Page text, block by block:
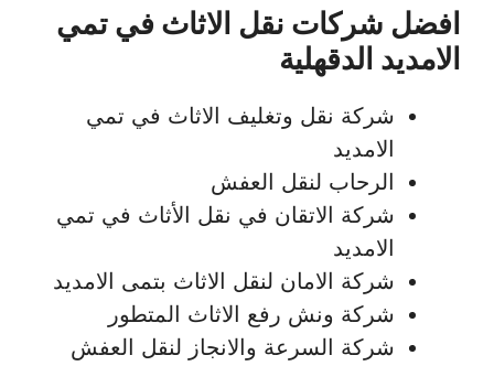
افضل شركات نقل الاثاث في تمي
الامديد الدقهلية
شركة نقل وتغليف الاثاث في تمي
الامديد
الرحاب لنقل العفش
شركة الاتقان في نقل الأثاث في تمي
الامديد
شركة الامان لنقل الاثاث بتمى الامديد
شركة ونش رفع الاثاث المتطور
شركة السرعة والانجاز لنقل العفش